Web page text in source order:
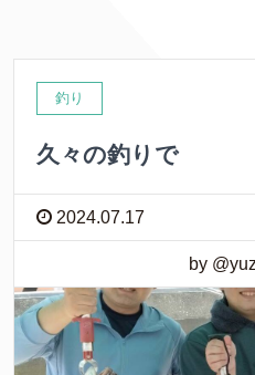
釣り
久々の釣りで
2024.07.17
by